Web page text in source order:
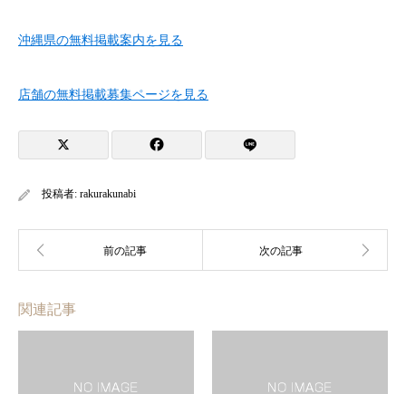
沖縄県の無料掲載案内を見る
店舗の無料掲載募集ページを見る
投稿者: rakurakunabi
関連記事